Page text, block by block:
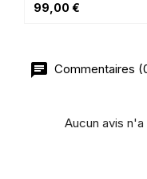
99,00 €
Commentaires
Aucun avis